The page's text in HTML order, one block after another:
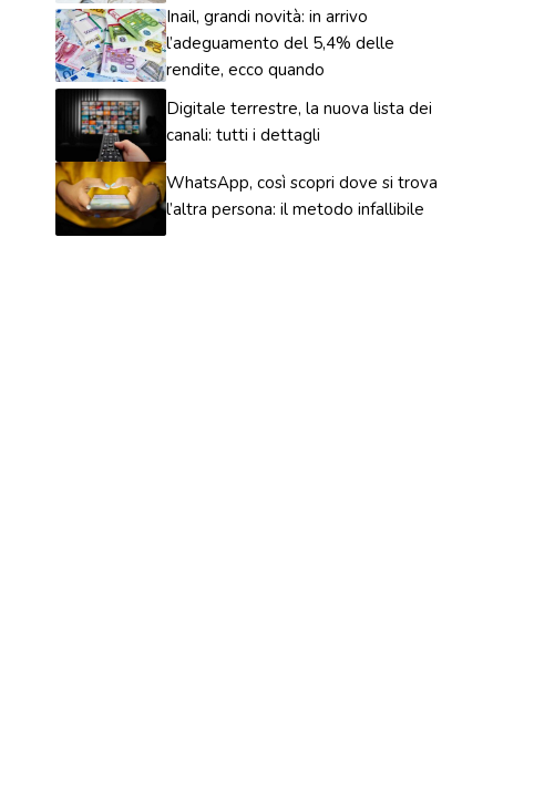
Inail, grandi novità: in arrivo
l’adeguamento del 5,4% delle
rendite, ecco quando
Digitale terrestre, la nuova lista dei
canali: tutti i dettagli
WhatsApp, così scopri dove si trova
l’altra persona: il metodo infallibile